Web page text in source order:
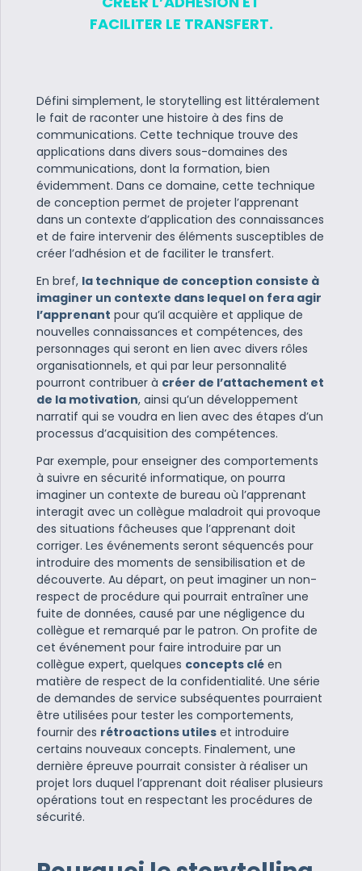
FACILITER LE TRANSFERT.
Défini simplement, le storytelling est littéralement
le fait de raconter une histoire à des fins de
communications. Cette technique trouve des
applications dans divers sous-domaines des
communications, dont la formation, bien
évidemment. Dans ce domaine, cette technique
de conception permet de projeter l’apprenant
dans un contexte d’application des connaissances
et de faire intervenir des éléments susceptibles de
créer l’adhésion et de faciliter le transfert.
En bref, la technique de conception consiste à
imaginer un contexte dans lequel on fera agir
l’apprenant pour qu’il acquière et applique de
nouvelles connaissances et compétences, des
personnages qui seront en lien avec divers rôles
organisationnels, et qui par leur personnalité
pourront contribuer à créer de l’attachement et
de la motivation, ainsi qu’un développement
narratif qui se voudra en lien avec des étapes d’un
processus d’acquisition des compétences.
Par exemple, pour enseigner des comportements
à suivre en sécurité informatique, on pourra
imaginer un contexte de bureau où l’apprenant
interagit avec un collègue maladroit qui provoque
des situations fâcheuses que l’apprenant doit
corriger. Les événements seront séquencés pour
introduire des moments de sensibilisation et de
découverte. Au départ, on peut imaginer un non-
respect de procédure qui pourrait entraîner une
fuite de données, causé par une négligence du
collègue et remarqué par le patron. On profite de
cet événement pour faire introduire par un
collègue expert, quelques concepts cléen
matière de respect de la confidentialité. Une série
de demandes de service subséquentes pourraient
être utilisées pour tester les comportements,
fournir des rétroactions utileset introduire
certains nouveaux concepts. Finalement, une
dernière épreuve pourrait consister à réaliser un
projet lors duquel l’apprenant doit réaliser plusieurs
opérations tout en respectant les procédures de
sécurité.